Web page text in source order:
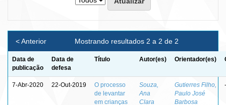
Mostrando resultados 2 a 2 de 2
< Anterior
Data de
publicação
Data de
defesa
Título Autor(es) Orientador(es)
7-Abr-2020 22-Out-2019
O processo
de levantar
em crianças
Souza,
Ana
Clara
Gutierres Filho,
Paulo José
Barbosa
-